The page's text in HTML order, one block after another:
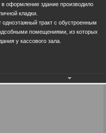
оформление здание производило
кладки.
тракт с обустроенным
помещениями, из которых
у кассового зала.